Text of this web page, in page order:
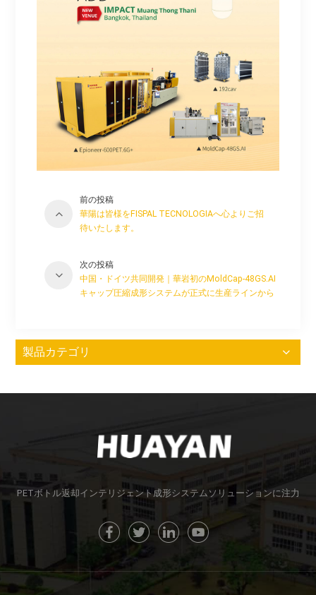
前の投稿
華陽は皆様をFISPAL TECNOLOGIAへ心よりご招
待いたします。
次の投稿
中国・ドイツ共同開発｜華岩初のMoldCap-48GS.AI
キャップ圧縮成形システムが正式に生産ラインから
製品カテゴリ
PETボトル返却インテリジェント成形システムソリューションに注力